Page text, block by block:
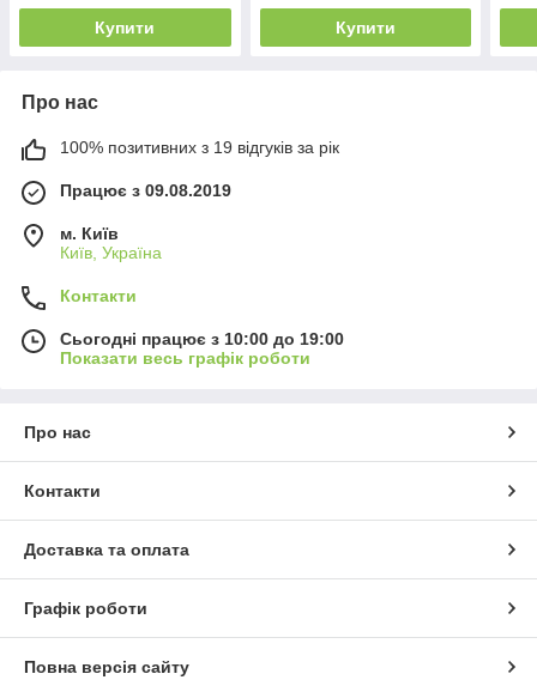
Купити Купити
Про нас
100% позитивних з 19 відгуків за рік
Працює з 09.08.2019
м. Київ
Київ, Україна
Контакти
Сьогодні працює з 10:00 до 19:00
Показати весь графік роботи
Про нас
Контакти
Доставка та оплата
Графік роботи
Повна версія сайту